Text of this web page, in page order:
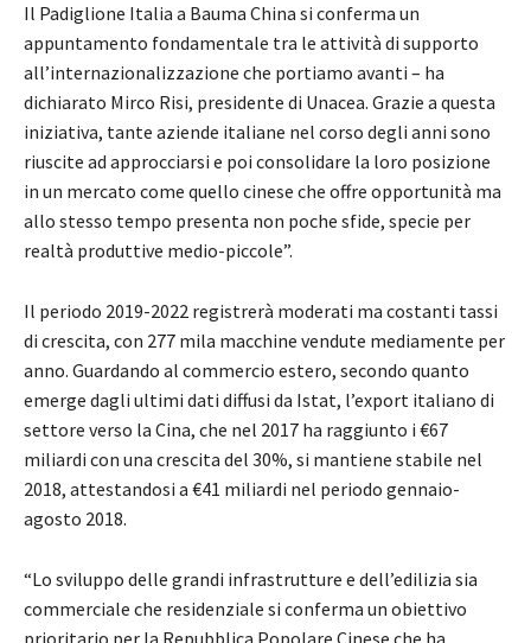
Il Padiglione Italia a Bauma China si conferma un
appuntamento fondamentale tra le attività di supporto
all’internazionalizzazione che portiamo avanti – ha
dichiarato Mirco Risi, presidente di Unacea. Grazie a questa
iniziativa, tante aziende italiane nel corso degli anni sono
riuscite ad approcciarsi e poi consolidare la loro posizione
in un mercato come quello cinese che offre opportunità ma
allo stesso tempo presenta non poche sfide, specie per
realtà produttive medio-piccole”.
Il periodo 2019-2022 registrerà moderati ma costanti tassi
di crescita, con 277 mila macchine vendute mediamente per
anno. Guardando al commercio estero, secondo quanto
emerge dagli ultimi dati diffusi da Istat, l’export italiano di
settore verso la Cina, che nel 2017 ha raggiunto i €67
miliardi con una crescita del 30%, si mantiene stabile nel
2018, attestandosi a €41 miliardi nel periodo gennaio-
agosto 2018.
“Lo sviluppo delle grandi infrastrutture e dell’edilizia sia
commerciale che residenziale si conferma un obiettivo